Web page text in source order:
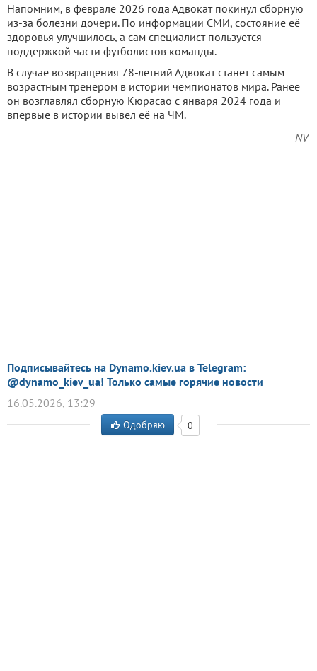
Напомним, в феврале 2026 года Адвокат покинул сборную
из-за болезни дочери. По информации СМИ, состояние её
здоровья улучшилось, а сам специалист пользуется
поддержкой части футболистов команды.
В случае возвращения 78-летний Адвокат станет самым
возрастным тренером в истории чемпионатов мира. Ранее
он возглавлял сборную Кюрасао с января 2024 года и
впервые в истории вывел её на ЧМ.
NV
Подписывайтесь на Dynamo.kiev.ua в Telegram:
@dynamo_kiev_ua! Только самые горячие новости
16.05.2026, 13:29
Одобряю 0